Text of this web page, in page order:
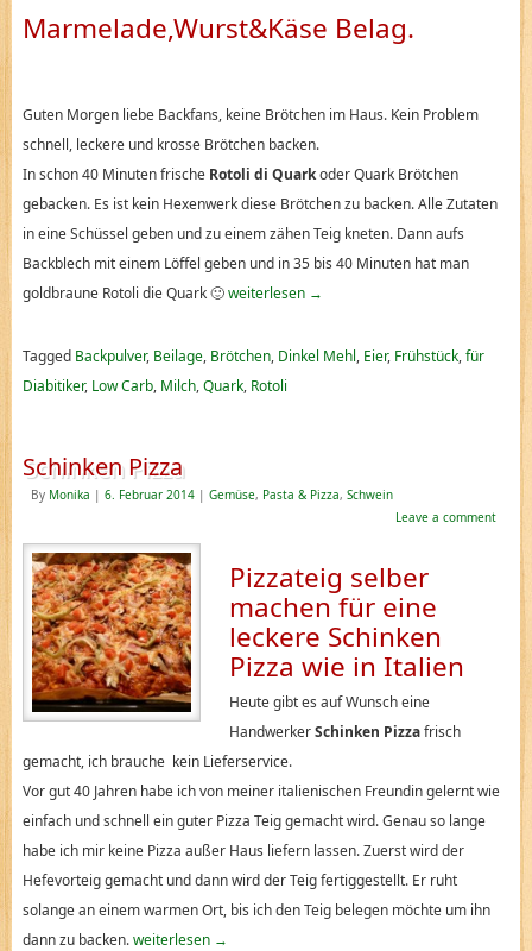
Marmelade,Wurst&Käse Belag.
Guten Morgen liebe Backfans, keine Brötchen im Haus. Kein Problem
schnell, leckere und krosse Brötchen backen.
In schon 40 Minuten frischeRotoli di Quarkoder Quark Brötchen
gebacken. Es ist kein Hexenwerk diese Brötchen zu backen. Alle Zutaten
in eine Schüssel geben und zu einem zähen Teig kneten. Dann aufs
Backblech mit einem Löffel geben und in 35 bis 40 Minuten hat man
goldbraune Rotoli die Quark 🙂weiterlesen →
Tagged Backpulver, Beilage, Brötchen, Dinkel Mehl, Eier, Frühstück,für
Diabitiker, Low Carb, Milch,Quark, Rotoli
Schinken Pizza
By Monika | 6. Februar 2014 | Gemüse, Pasta & Pizza, Schwein
Leave a comment
Pizzateig selber
machen für eine
leckere Schinken
Pizza wie in Italien
Heute gibt es auf Wunsch eine
HandwerkerSchinken Pizzafrisch
gemacht, ich brauche kein Lieferservice.
Vor gut 40 Jahren habe ich von meiner italienischen Freundin gelernt wie
einfach und schnell ein guter Pizza Teig gemacht wird. Genau so lange
habe ich mir keine Pizza außer Haus liefern lassen. Zuerst wird der
Hefevorteig gemacht und dann wird der Teig fertiggestellt. Er ruht
solange an einem warmen Ort, bis ich den Teig belegen möchte um ihn
dann zu backen.weiterlesen →